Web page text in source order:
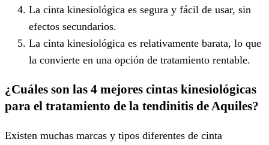
La cinta kinesiológica es segura y fácil de usar, sin
efectos secundarios.
La cinta kinesiológica es relativamente barata, lo que
la convierte en una opción de tratamiento rentable.
¿Cuáles son las 4 mejores cintas kinesiológicas
para el tratamiento de la tendinitis de Aquiles?
Existen muchas marcas y tipos diferentes de cinta